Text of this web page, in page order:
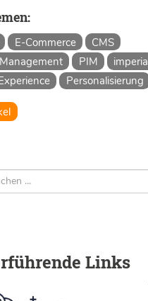
E-Commerce
CMS
PIM imperia
Personalisierung
Links